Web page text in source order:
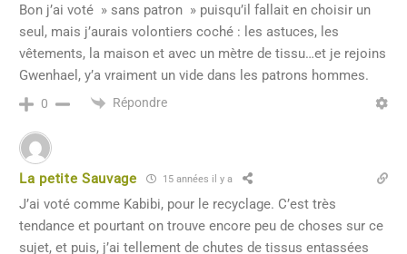
Bon j’ai voté » sans patron » puisqu’il fallait en choisir un
seul, mais j’aurais volontiers coché : les astuces, les
vêtements, la maison et avec un mètre de tissu…et je rejoins
Gwenhael, y’a vraiment un vide dans les patrons hommes.
0 Répondre
La petite Sauvage 15 années il y a
J’ai voté comme Kabibi, pour le recyclage. C’est très
tendance et pourtant on trouve encore peu de choses sur ce
sujet, et puis, j’ai tellement de chutes de tissus entassées